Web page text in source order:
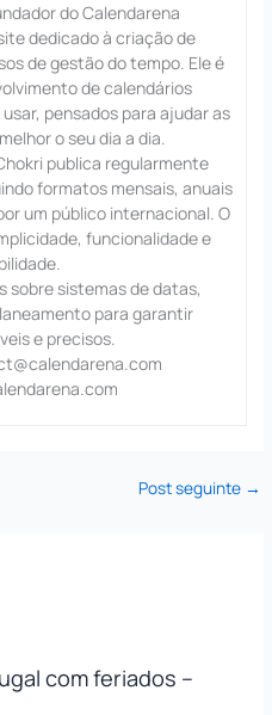
do Calendarena
dedicado à criação de
de gestão do tempo. Ele é
de calendários
pensados para ajudar as
o seu dia a dia.
publica regularmente
formatos mensais, anuais
um público internacional. O
funcionalidade e
sobre sistemas de datas,
para garantir
e precisos.
Post seguinte →
com feriados –